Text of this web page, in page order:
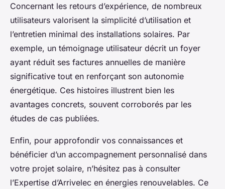
Concernant les retours d’expérience, de nombreux
utilisateurs valorisent la simplicité d’utilisation et
l’entretien minimal des installations solaires. Par
exemple, un témoignage utilisateur décrit un foyer
ayant réduit ses factures annuelles de manière
significative tout en renforçant son autonomie
énergétique. Ces histoires illustrent bien les
avantages concrets, souvent corroborés par les
études de cas publiées.
Enfin, pour approfondir vos connaissances et
bénéficier d’un accompagnement personnalisé dans
votre projet solaire, n’hésitez pas à consulter
l’Expertise d’Arrivelec en énergies renouvelables. Ce